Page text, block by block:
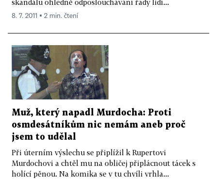
skandálu ohledně odposlouchávání řady lidí...
8. 7. 2011 ▪ 2 min. čtení
Muž, který napadl Murdocha: Proti
osmdesátníkům nic nemám aneb proč
jsem to udělal
Při úterním výslechu se připlížil k Rupertovi
Murdochovi a chtěl mu na obličej připlácnout tácek s
holící pěnou. Na komika se v tu chvíli vrhla...